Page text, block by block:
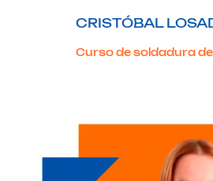
CRISTÓBAL
Curso de soldadura